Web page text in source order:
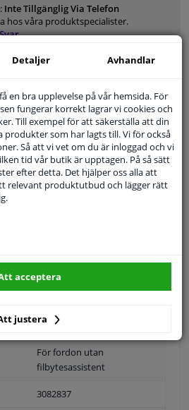
Inte Tillgänglig Via Telefon
hos våra produktspecialister.
Hitta rätt bildelar.
ellerVälj din bil.
SÖK
Höger passagerarsida
Bulb-formad
För fordon utan
filbytesassistent
3082837
Detaljer Avhandlar
en bra upplevelse på vår hemsida. För
fungerar korrekt lagrar vi cookies och
Till exempel för att säkerställa att din
som har lagts till. Vi för också
Så att vi vet om du är inloggad och vi
tid vår butik är upptagen. På så sätt
efter detta. Det hjälper oss alla att
relevant produktutbud och lägger rätt
justera
acceptera